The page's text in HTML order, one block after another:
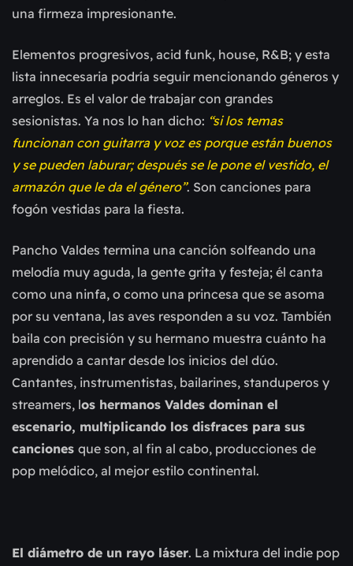
una firmeza impresionante.
Elementos progresivos, acid funk, house, R&B; y esta
lista innecesaria podría seguir mencionando géneros y
arreglos. Es el valor de trabajar con grandes
sesionistas. Ya nos lo han dicho: “si los temas
funcionan con guitarra y voz es porque están buenos
y se pueden laburar; después se le pone el vestido, el
armazón que le da el género”. Son canciones para
fogón vestidas para la fiesta.
Pancho Valdes termina una canción solfeando una
melodía muy aguda, la gente grita y festeja; él canta
como una ninfa, o como una princesa que se asoma
por su ventana, las aves responden a su voz. También
baila con precisión y su hermano muestra cuánto ha
aprendido a cantar desde los inicios del dúo.
Cantantes, instrumentistas, bailarines, standuperos y
streamers, los hermanos Valdes dominan el
escenario, multiplicando los disfraces para sus
canciones que son, al fin al cabo, producciones de
pop melódico, al mejor estilo continental.
El diámetro de un rayo láser. La mixtura del indie pop